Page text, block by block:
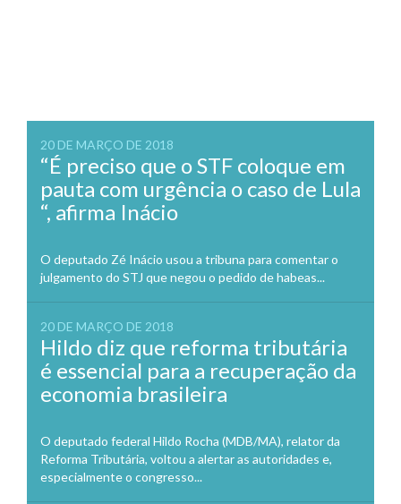
20 DE MARÇO DE 2018
“É preciso que o STF coloque em
pauta com urgência o caso de Lula
“, afirma Inácio
O deputado Zé Inácio usou a tribuna para comentar o
julgamento do STJ que negou o pedido de habeas...
20 DE MARÇO DE 2018
Hildo diz que reforma tributária
é essencial para a recuperação da
economia brasileira
O deputado federal Hildo Rocha (MDB/MA), relator da
Reforma Tributária, voltou a alertar as autoridades e,
especialmente o congresso...